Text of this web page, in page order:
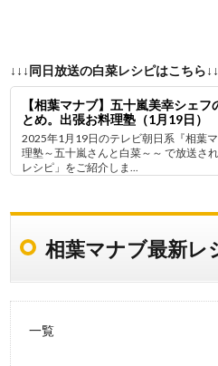
↓↓↓同日放送の白菜レシピはこちら
【相葉マナブ】五十嵐美幸シェフ
とめ。出張お料理塾（1月19日）
2025年1月19日のテレビ朝日系『相葉
理塾～五十嵐さんと白菜～～ で放送さ
レシピ」をご紹介しま...
相葉マナブ最新レ
一覧